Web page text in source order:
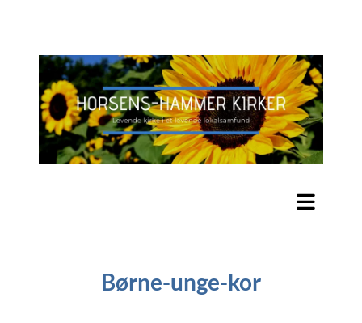
Børne-unge-kor